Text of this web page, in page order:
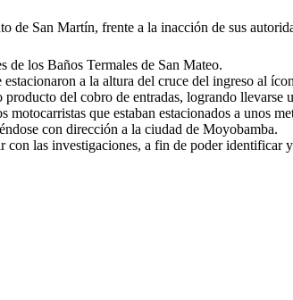
de San Martín, frente a la inacción de sus
de los Baños Termales de San Mateo.
a la altura del cruce del ingreso al
del cobro de entradas, logrando llevarse
que estaban estacionados a unos
con dirección a la ciudad de Moyobamba.
las investigaciones, a fin de poder identificar